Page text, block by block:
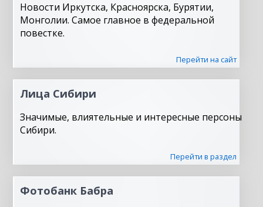
Новости Иркутска, Красноярска, Бурятии,
Монголии. Самое главное в федеральной
повестке.
Перейти на сайт
Лица Сибири
Значимые, влиятельные и интересные персоны
Сибири.
Перейти в раздел
Фотобанк Бабра